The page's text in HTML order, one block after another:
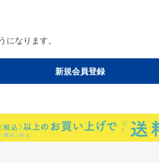
なります。